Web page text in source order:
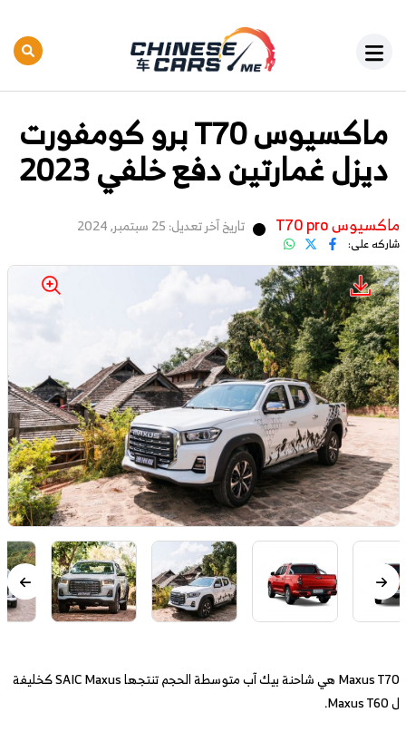
ماكسيوس T70 برو كومفورت
ديزل غمارتين دفع خلفي 2023
ماكسيوس T70 pro تاريخ آخر تعديل: 25 سبتمبر, 2024
شاركه على:
Maxus T70 هي شاحنة بيك آب متوسطة الحجم تنتجها SAIC Maxus كخليفة
ل Maxus T60.